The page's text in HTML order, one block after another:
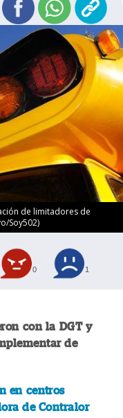
de limitadores de
Soy502)
0 1
con la DGT y
de
en centros
de Contralor